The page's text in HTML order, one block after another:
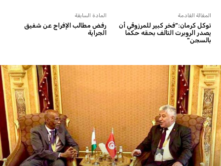
المادة السابقة
رفض مطالب الإفراج عن شفيق
الجراية
المقالة القادمة
توكل كرمان:”فخر كبير للمرزوقي أن
يصدر الروبرت التالف بحقه حكما
بالسجن”